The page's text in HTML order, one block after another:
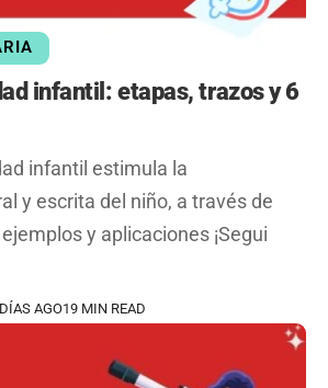
infantil: etapas, trazos y 6
infantil estimula la
y escrita del niño, a través de
y aplicaciones ¡Segui
AGO19 MIN READ